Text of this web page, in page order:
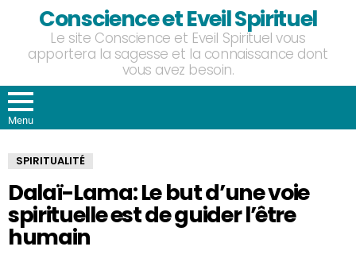
Conscience et Eveil Spirituel
Le site Conscience et Eveil Spirituel vous
apportera la sagesse et la connaissance dont
vous avez besoin.
Menu
SPIRITUALITÉ
Dalaï-Lama: Le but d’une voie
spirituelle est de guider l’être
humain